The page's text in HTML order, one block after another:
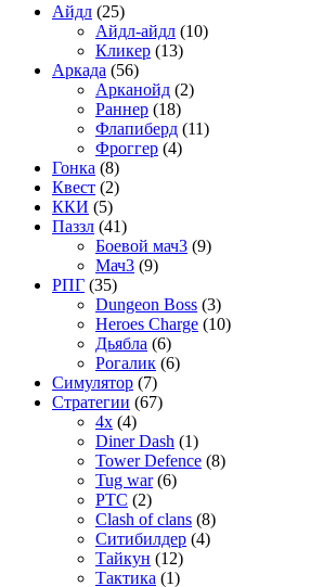
Айдл (25)
Айдл-айдл (10)
Кликер (13)
Аркада (56)
Арканойд (2)
Раннер (18)
Флапиберд (11)
Фроггер (4)
Гонка (8)
Квест (2)
ККИ (5)
Паззл (41)
Боевой мач3 (9)
Мач3 (9)
РПГ (35)
Dungeon Boss (3)
Heroes Charge (10)
Дьябла (6)
Рогалик (6)
Симулятор (7)
Стратегии (67)
4x (4)
Diner Dash (1)
Tower Defence (8)
Tug war(6)
РТС (2)
Сlash of clans (8)
Ситибилдер (4)
Тайкун (12)
Тактика (1)